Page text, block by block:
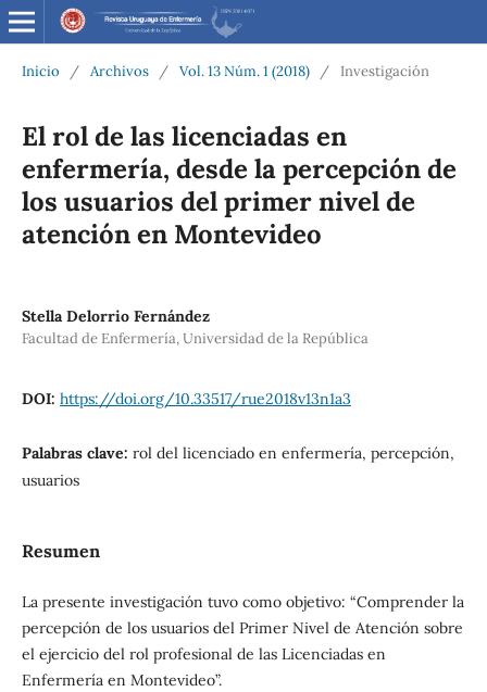
Inicio / Archivos / Vol. 13 Núm. 1 (2018) / Investigación
El rol de las licenciadas en
enfermería, desde la percepción de
los usuarios del primer nivel de
atención en Montevideo
Stella Delorrio Fernández
Facultad de Enfermería, Universidad de la República
DOI: https://doi.org/10.33517/rue2018v13n1a3
Palabras clave: rol del licenciado en enfermería, percepción,
usuarios
Resumen
La presente investigación tuvo como objetivo: “Comprender la
percepción de los usuarios del Primer Nivel de Atención sobre
el ejercicio del rol profesional de las Licenciadas en
Enfermería en Montevideo”.